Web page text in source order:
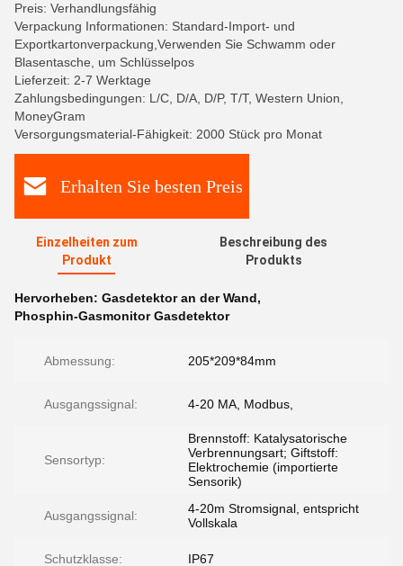
Preis: Verhandlungsfähig
Verpackung Informationen: Standard-Import- und
Exportkartonverpackung,Verwenden Sie Schwamm oder
Blasentasche, um Schlüsselpos
Lieferzeit: 2-7 Werktage
Zahlungsbedingungen: L/C, D/A, D/P, T/T, Western Union,
MoneyGram
Versorgungsmaterial-Fähigkeit: 2000 Stück pro Monat
Erhalten Sie besten Preis
Einzelheiten zum
Produkt
Beschreibung des
Produkts
Hervorheben: Gasdetektor an der Wand,
Phosphin-Gasmonitor Gasdetektor
Abmessung: 205*209*84mm
Ausgangssignal: 4-20 MA, Modbus,
Sensortyp:
Brennstoff: Katalysatorische
Verbrennungsart; Giftstoff:
Elektrochemie (importierte
Sensorik)
Ausgangssignal:
4-20m Stromsignal, entspricht
Vollskala
Schutzklasse: IP67